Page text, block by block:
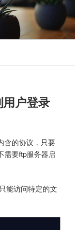
户登录
含的协议，只要
需要ftp服务器启
能访问特定的文